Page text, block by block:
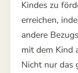
Kindes zu
erreichen,
andere
mit dem Kind
Nicht nur das